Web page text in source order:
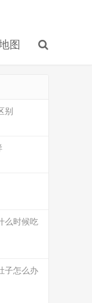
图
别
么时候吃
子怎么办